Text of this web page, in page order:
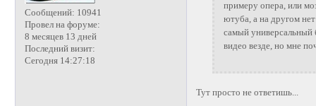
Сообщений: 10941
Провел на форуме:
8 месяцев 13 дней
Последний визит:
Сегодня 14:27:18
примеру опера, или
ютуба, а на другом
самый универсальный
видео везде, но мне
Тут просто не ответишь...